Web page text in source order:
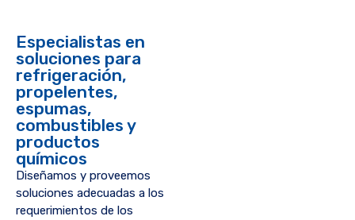
Especialistas en
soluciones para
refrigeración,
propelentes,
espumas,
combustibles y
productos
químicos
Diseñamos y proveemos
soluciones adecuadas a los
requerimientos de los